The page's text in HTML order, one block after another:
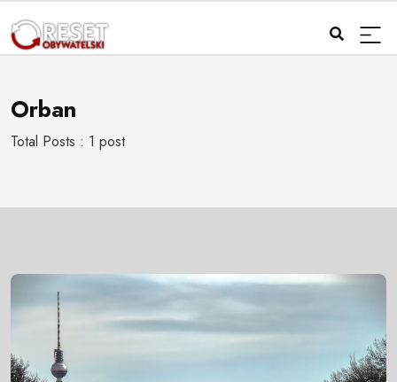
Orban
Total Posts : 1 post